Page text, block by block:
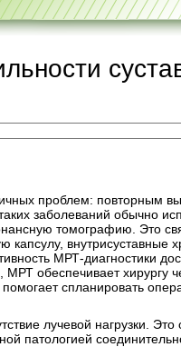
проблем: повторным
заболеваний обычно
томографию. Это
капсулу, внутрисуставные
МРТ-диагностики
обеспечивает хирургу
спланировать
лучевой нагрузки. Это
патологией